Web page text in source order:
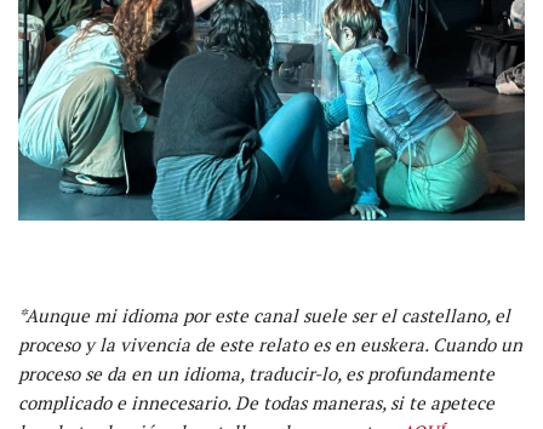
*Aunque mi idioma por este canal suele ser el castellano, el
proceso y la vivencia de este relato es en euskera. Cuando un
proceso se da en un idioma, traducir-lo, es profundamente
complicado e innecesario. De todas maneras, si te apetece